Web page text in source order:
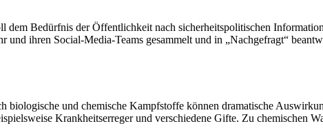
Bedürfnis der Öffentlichkeit nach sicherheitspolitischen
ihren Social-Media-Teams gesammelt und in „Nachgefragt“
und chemische Kampfstoffe können dramatische
Krankheitserreger und verschiedene Gifte. Zu chemischen